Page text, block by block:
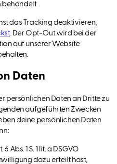
das Tracking deaktivieren,
. Der Opt-Out wird bei der
auf unserer Website
Daten
persönlichen Daten an Dritte zu
aufgeführten Zwecken
deine persönlichen Daten
Abs. 1 S. 1 lit. a DSGVO
dazu erteilt hast,